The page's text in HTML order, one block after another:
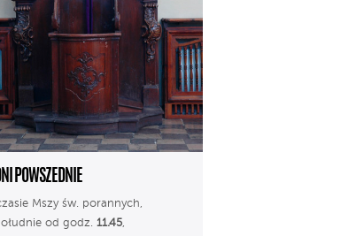
POWSZEDNIE
Mszy św. porannych,
od godz. 11.45,